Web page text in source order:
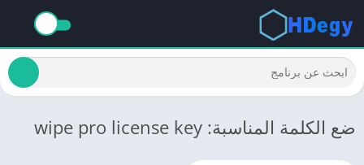
ضع الكلمة المناسبة: wipe pro license key